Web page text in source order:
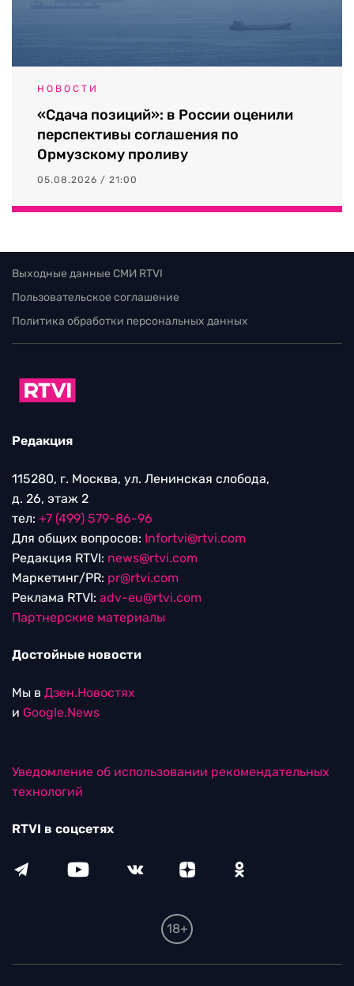
НОВОСТИ
«Сдача позиций»: в России оценили
перспективы соглашения по
Ормузскому проливу
05.08.2026 / 21:00
Выходные данные СМИ RTVI
Пользовательское соглашение
Политика обработки персональных данных
Редакция
115280, г. Москва, ул. Ленинская слобода,
д. 26, этаж 2
тел: +7 (499) 579-86-96
Для общих вопросов: Infortvi@rtvi.com
Редакция RTVI: news@rtvi.com
Маркетинг/PR: pr@rtvi.com
Реклама RTVI: adv-eu@rtvi.com
Партнерские материалы
Достойные новости
Мы в Дзен.Новостях
и Google.News
Уведомление об использовании рекомендательных
технологий
RTVI в соцсетях
18+